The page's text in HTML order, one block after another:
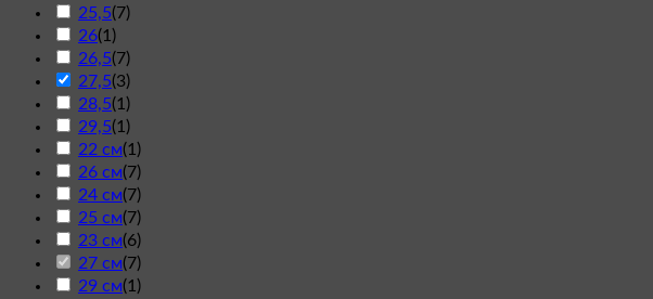
25,5(7)
26(1 )
26,5(7)
27,5(3)
28,5(1 )
29,5(1 )
22 см(1 )
26 см(7)
24 см(7)
25 см(7)
23 см(6)
27 см(7)
29 см(1 )